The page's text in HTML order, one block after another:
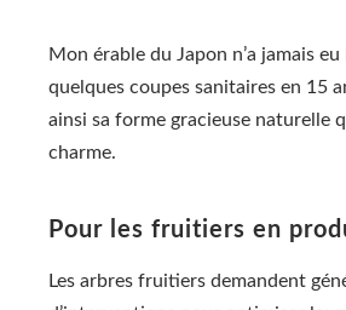
Mon érable du Japon n’a jamais
quelques coupes sanitaires en 15
ainsi sa forme gracieuse naturelle
charme.
Pour les fruitiers en
Les arbres fruitiers demandent